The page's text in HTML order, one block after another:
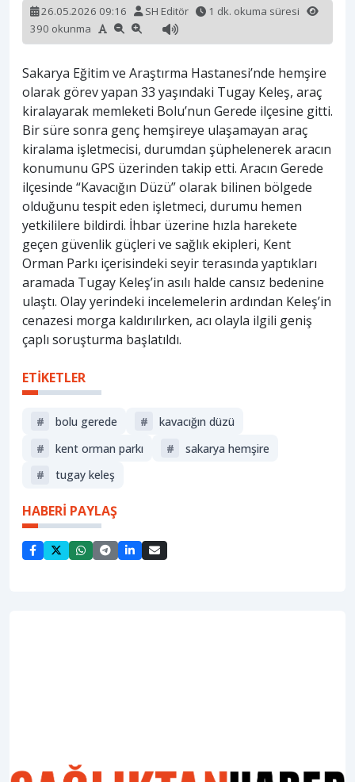
26.05.2026 09:16 SH Editör
1 dk. okuma süresi
390 okunma
Sakarya Eğitim ve Araştırma Hastanesi’nde hemşire
olarak görev yapan 33 yaşındaki Tugay Keleş, araç
kiralayarak memleketi Bolu’nun Gerede ilçesine gitti.
Bir süre sonra genç hemşireye ulaşamayan araç
kiralama işletmecisi, durumdan şüphelenerek aracın
konumunu GPS üzerinden takip etti. Aracın Gerede
ilçesinde “Kavacığın Düzü” olarak bilinen bölgede
olduğunu tespit eden işletmeci, durumu hemen
yetkililere bildirdi. İhbar üzerine hızla harekete
geçen güvenlik güçleri ve sağlık ekipleri, Kent
Orman Parkı içerisindeki seyir terasında yaptıkları
aramada Tugay Keleş’in asılı halde cansız bedenine
ulaştı. Olay yerindeki incelemelerin ardından Keleş’in
cenazesi morga kaldırılırken, acı olayla ilgili geniş
çaplı soruşturma başlatıldı.
ETİKETLER
# bolu gerede #
kavacığın düzü
#
kent orman parkı #
sakarya hemşire
#
tugay keleş
HABERİ PAYLAŞ